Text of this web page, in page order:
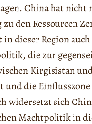
China hat nicht
den Ressourcen
dieser Region auch
die zur
Kirgisistan
und die Einflusszone
widersetzt sich
Machtpolitik in